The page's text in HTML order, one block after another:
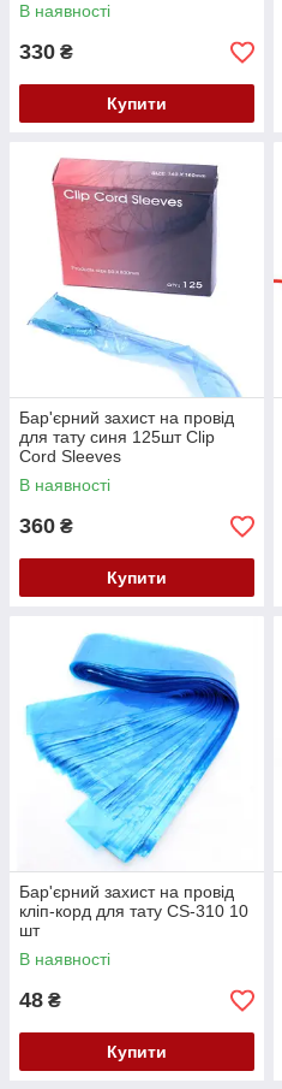
В наявності
330 ₴
Купити
Бар'єрний захист на провід
для тату синя 125шт Clip
Cord Sleeves
В наявності
360 ₴
Купити
Бар'єрний захист на провід
кліп-корд для тату CS-310 10
шт
В наявності
48 ₴
Купити